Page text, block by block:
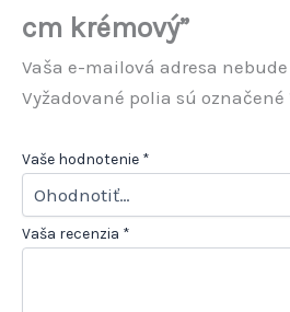
cm krémový”
Vaša e-mailová adresa
Vyžadované polia sú označené
Vaše hodnotenie *
Vaša recenzia *